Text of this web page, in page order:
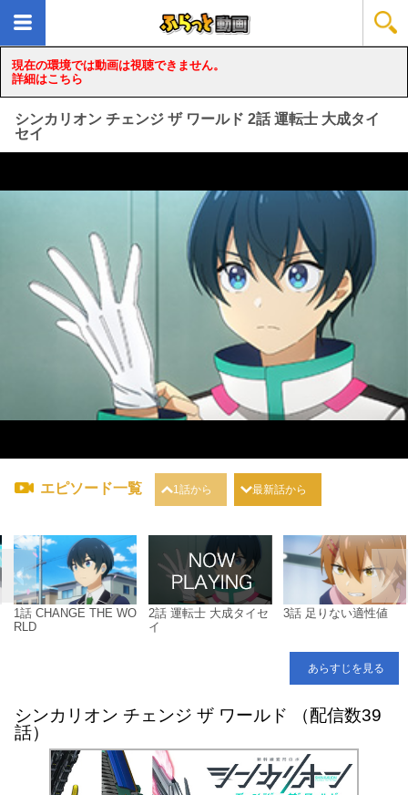
現在の環境では動画は視聴できません。
詳細はこちら
シンカリオン チェンジ ザ ワールド 2話 運転士 大成タイ
セイ
loading...
エピソード一覧 1話から 最新話から
1話 CHANGE THE WO
RLD
2話 運転士 大成タイセ
イ
3話 足りない適性値
あらすじを見る
シンカリオン チェンジ ザ ワールド （配信数39
話）